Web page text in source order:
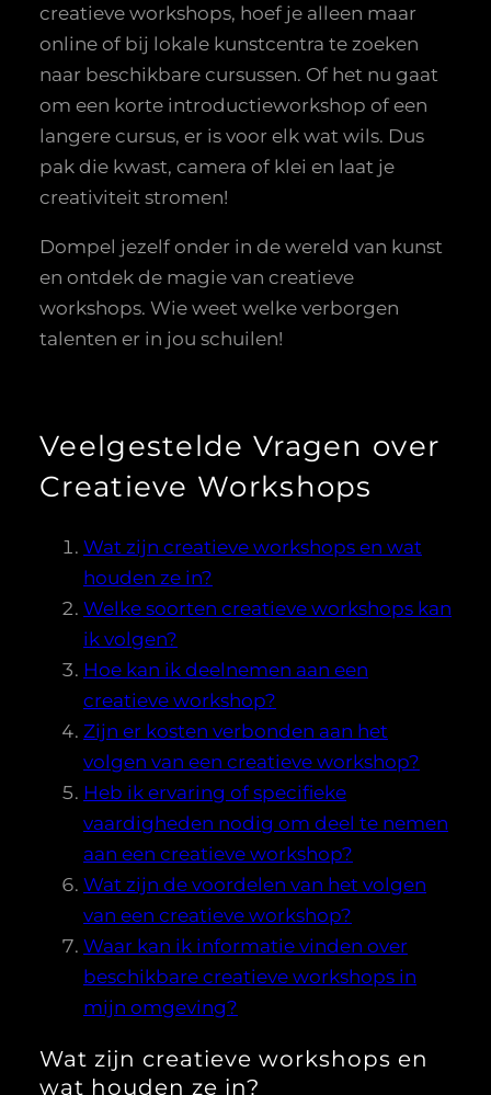
creatieve workshops, hoef je alleen maar
online of bij lokale kunstcentra te zoeken
naar beschikbare cursussen. Of het nu gaat
om een korte introductieworkshop of een
langere cursus, er is voor elk wat wils. Dus
pak die kwast, camera of klei en laat je
creativiteit stromen!
Dompel jezelf onder in de wereld van kunst
en ontdek de magie van creatieve
workshops. Wie weet welke verborgen
talenten er in jou schuilen!
Veelgestelde Vragen over
Creatieve Workshops
Wat zijn creatieve workshops en wat
houden ze in?
Welke soorten creatieve workshops kan
ik volgen?
Hoe kan ik deelnemen aan een
creatieve workshop?
Zijn er kosten verbonden aan het
volgen van een creatieve workshop?
Heb ik ervaring of specifieke
vaardigheden nodig om deel te nemen
aan een creatieve workshop?
Wat zijn de voordelen van het volgen
van een creatieve workshop?
Waar kan ik informatie vinden over
beschikbare creatieve workshops in
mijn omgeving?
Wat zijn creatieve workshops en
wat houden ze in?